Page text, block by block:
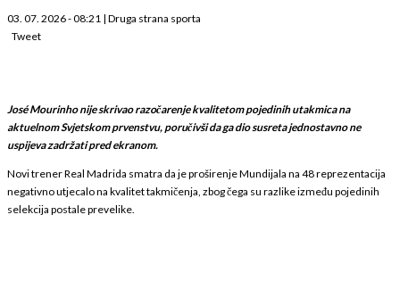
03. 07. 2026 - 08:21 | Druga strana sporta
Tweet
José Mourinho nije skrivao razočarenje kvalitetom pojedinih utakmica na
aktuelnom Svjetskom prvenstvu, poručivši da ga dio susreta jednostavno ne
uspijeva zadržati pred ekranom.
Novi trener Real Madrida smatra da je proširenje Mundijala na 48 reprezentacija
negativno utjecalo na kvalitet takmičenja, zbog čega su razlike između pojedinih
selekcija postale prevelike.